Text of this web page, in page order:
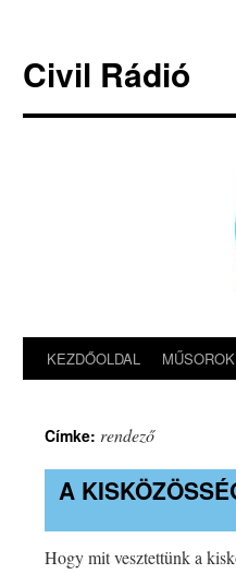
tartalomba
Civil Rádió
KEZDŐOLDAL MŰSOROK
Címke: rendező
A
Hogy mit vesztettünk a